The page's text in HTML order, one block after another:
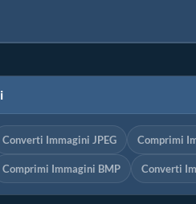
Converti Immagini JPEG Comprimi
Comprimi Immagini BMP Converti